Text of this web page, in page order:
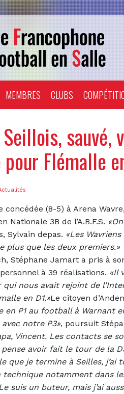
MEMBRES CLUBS
sauvé,
Flémalle
concédée (8-5) à Arena
Nationale 3B de l’A.B.F.S.
Sylvain depas. «Les
plus que les deux premiers.»
Stéphane Jamart a pris à
à 39 réalisations. «Il
nous avait rejoint de
en D1.»Le citoyen
en P1 au football à Warnant
notre P3», poursuit
Vincent. Les contacts se
avoir fait le tour de la
que je termine à Seilles,
technique notamment dans
suis un buteur, mais j’ai